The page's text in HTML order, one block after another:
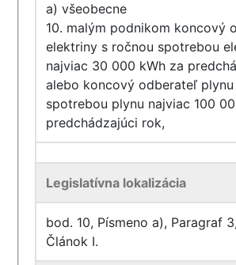
a) všeobecne
10. malým podnikom koncový
elektriny s ročnou spotrebou
najviac 30 000 kWh za
alebo koncový odberateľ
spotrebou plynu najviac 100
predchádzajúci rok,
Legislatívna lokalizácia
bod. 10, Písmeno a), Paragraf
Článok I.